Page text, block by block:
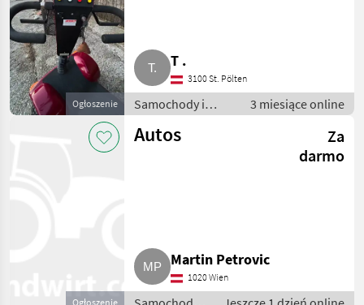
Ogłoszenie
T .
3100 St. Pölten
Samochody i
motocykle / Inne
samochody i
3 miesiące online
Ogłoszenie
Autos
Za
darmo
Martin Petrovic
1020 Wien